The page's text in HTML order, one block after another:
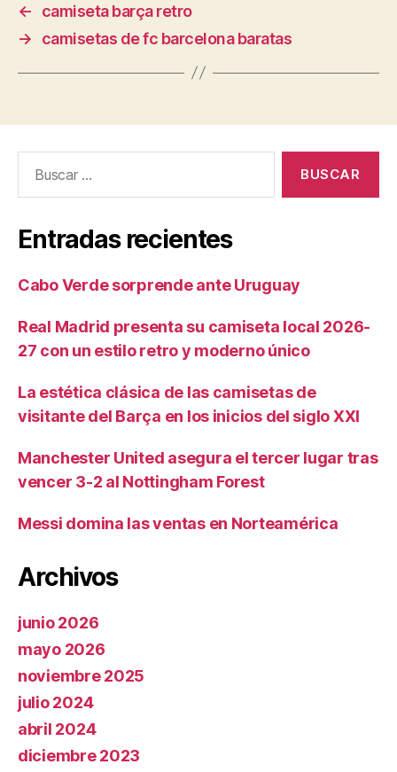
←
camiseta barça retro
→
camisetas de fc barcelona baratas
Entradas recientes
Cabo Verde sorprende ante Uruguay
Real Madrid presenta su camiseta local 2026-
27 con un estilo retro y moderno único
La estética clásica de las camisetas de
visitante del Barça en los inicios del siglo XXI
Manchester United asegura el tercer lugar tras
vencer 3-2 al Nottingham Forest
Messi domina las ventas en Norteamérica
Archivos
junio 2026
mayo 2026
noviembre 2025
julio 2024
abril 2024
diciembre 2023